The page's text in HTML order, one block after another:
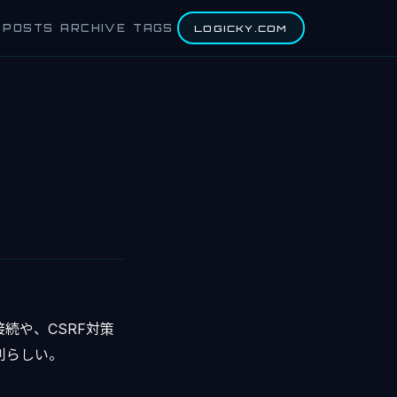
POSTS ARCHIVE TAGS LOGICKY.COM
や、CSRF対策
しい。